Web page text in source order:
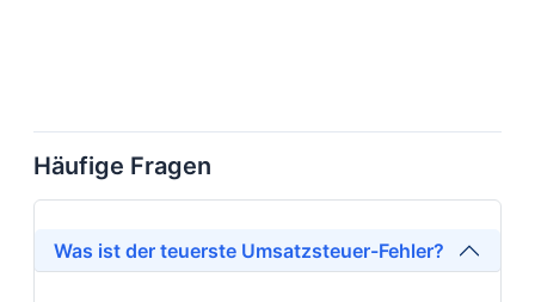
Häufige Fragen
Was ist der teuerste Umsatzsteuer-Fehler?